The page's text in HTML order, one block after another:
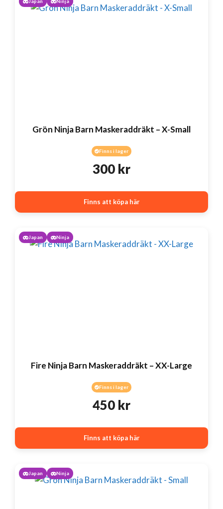
Grön Ninja Barn Maskeraddräkt – X-Small
Finns i lager
300 kr
Finns att köpa här
Japan Ninja
Fire Ninja Barn Maskeraddräkt – XX-Large
Finns i lager
450 kr
Finns att köpa här
Japan Ninja